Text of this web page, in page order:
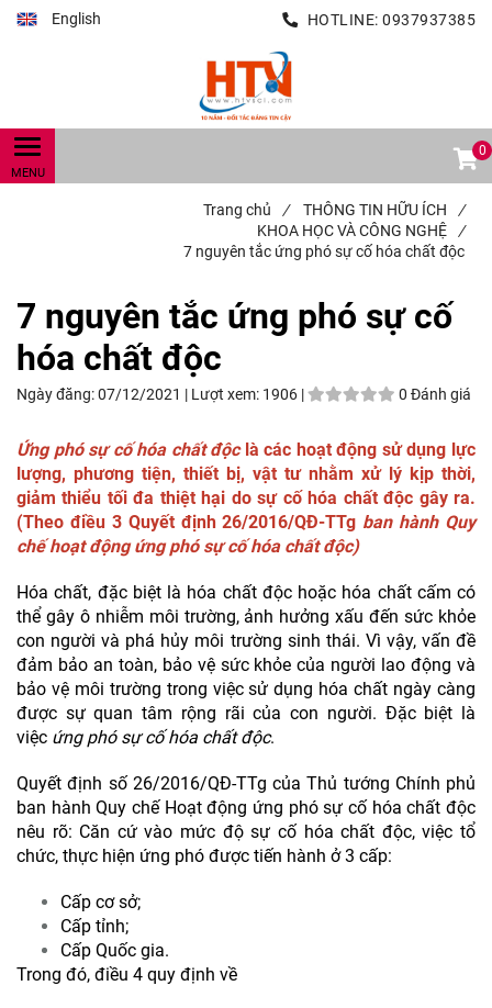
English HOTLINE: 0937937385
0
Trang chủ / THÔNG TIN HỮU ÍCH
/
KHOA HỌC VÀ CÔNG NGHỆ
/
7 nguyên tắc ứng phó sự cố hóa chất độc
7 nguyên tắc ứng phó sự cố
hóa chất độc
Ngày đăng:07/12/2021 | Lượt xem: 1906 | 0 Đánh giá
Ứng phó sự cố hóa chất độclà các hoạt động sử dụng lực
lượng, phương tiện, thiết bị, vật tư nhằm xử lý kịp thời,
giảm thiểu tối đa thiệt hại do sự cố hóa chất độc gây ra.
(Theo điều 3 Quyết định 26/2016/QĐ-TTg ban hành Quy
chế hoạt động ứng phó sự cố hóa chất độc)
Hóa chất, đặc biệt là hóa chất độc hoặc hóa chất cấm có
thể gây ô nhiễm môi trường, ảnh hưởng xấu đến sức khỏe
con người và phá hủy môi trường sinh thái. Vì vậy, vấn đề
đảm bảo an toàn, bảo vệ sức khỏe của người lao động và
bảo vệ môi trường trong việc sử dụng hóa chất ngày càng
được sự quan tâm rộng rãi của con người. Đặc biệt là
việc ứng phó sự cố hóa chất độc.
Quyết định số 26/2016/QĐ-TTg của Thủ tướng Chính phủ
ban hành Quy chế Hoạt động ứng phó sự cố hóa chất độc
nêu rõ: Căn cứ vào mức độ sự cố hóa chất độc, việc tổ
chức, thực hiện ứng phó được tiến hành ở 3 cấp:
Cấp cơ sở;
Cấp tỉnh;
Cấp Quốc gia.
Trong đó, điều 4 quy định về